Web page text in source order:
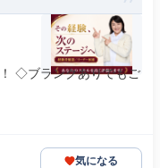
◇ブランクありでもご
気になる